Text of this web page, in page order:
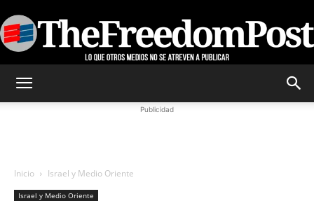
Publicidad
Inicio Israel y Medio Oriente
Israel y Medio Oriente